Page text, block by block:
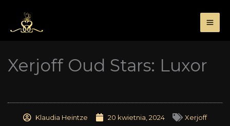
treści
Xerjoff Oud Stars: Luxor
Klaudia Heintze 20 kwietnia, 2024
Xerjoff